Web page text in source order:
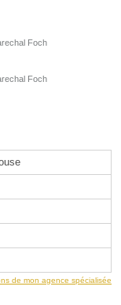
Foch
Foch
de mon agence spécialisée